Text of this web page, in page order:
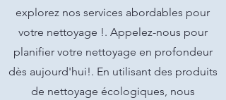
explorez nos services abordables pour
votre nettoyage !. Appelez-nous pour
planifier votre nettoyage en profondeur
dès aujourd'hui!. En utilisant des produits
de nettoyage écologiques, nous